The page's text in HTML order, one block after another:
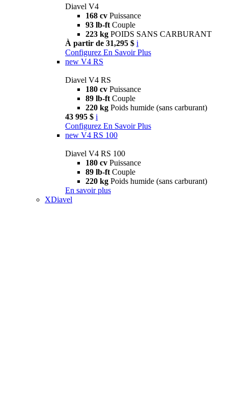
Diavel V4
168 cv Puissance
93 lb-ft Couple
223 kg POIDS SANS CARBURANT
À partir de 31,295 $ i
Configurez En Savoir Plus
new V4 RS
Diavel V4 RS
180 cv Puissance
89 lb-ft Couple
220 kg Poids humide (sans carburant)
43 995 $ i
Configurez En Savoir Plus
new V4 RS 100
Diavel V4 RS 100
180 cv Puissance
89 lb-ft Couple
220 kg Poids humide (sans carburant)
En savoir plus
XDiavel